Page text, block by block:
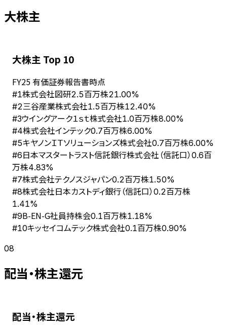
大株主
大株主 Top 10
FY25 有価証券報告書時点
#1株式会社図研2.5百万株21.00%
#2三谷産業株式会社1.5百万株12.40%
#3ウイングアーク１ｓｔ株式会社1.0百万株8.00%
#4株式会社インテック0.7百万株6.00%
#5キヤノンＩＴソリューションズ株式会社0.7百万株6.00%
#6日本マスタートラスト信託銀行株式会社（信託口） 0.6百
万株4.83%
#7株式会社テクノスジャパン0.2百万株1.50%
#8株式会社日本カストディ銀行（信託口） 0.2百万株
1.41%
#9B-EN-G社員持株会0.1百万株1.18%
#10キッセイコムテック株式会社0.1百万株0.90%
08
配当・株主還元
配当・株主還元